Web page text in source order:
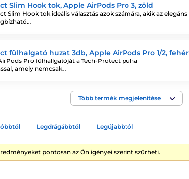
Slim Hook tok, Apple AirPods Pro 3, zöld
Slim Hook tok ideális választás azok számára, akik az elegáns
fülhalgató huzat 3db, Apple AirPods Pro 1/2, fehér
Pro fülhallgatóját a Tech-Protect puha
amely nemcsak…
Több termék megjelenítése
Legdrágábbtól Legújabbtól
pontosan az Ön igényei szerint szűrheti.